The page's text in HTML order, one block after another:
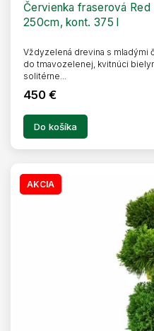
Červienka fraserová
250cm, kont. 375 l
450 €
Do košíka
Vždyzelená drevina s mladými
do tmavozelenej, kvitnúci
solitérne...
AKCIA